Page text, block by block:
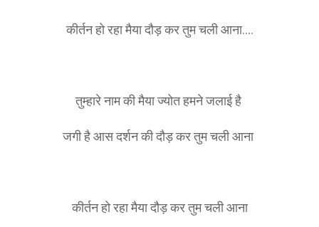
कीर्तन हो रहा मैया दौड़ कर तुम चली आना....
तुम्हारे नाम की मैया ज्योत हमने जलाई है
जगी है आस दर्शन की दौड़ कर तुम चली आना
कीर्तन हो रहा मैया दौड़ कर तुम चली आना